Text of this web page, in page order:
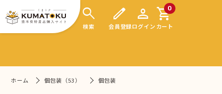
search
検索
edit
会員登録
person
ログイン
0
shopping_cart
カート
ホーム 個包装（53） 個包装